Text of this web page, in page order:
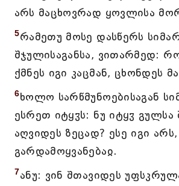
არს მაცხოვრად ყოვლისა
5რამეთუ მოსე დასწერს
შჯულისაგანსა, ვითარმედ:
ქმნეს იგი კაცმან, ცხონდეს
6ხოლო სარწმუნოებისაგან
ესრეთ იტყჳს: ნუ იტყჳ გულსა
აღვიდეს ზეცად? ესე იგი
გარდამოყვანებაჲ.
7ანუ: ვინ შთავიდეს